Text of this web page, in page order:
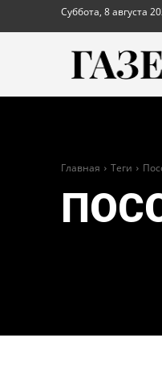
Суббота, 8 августа
Главная Теги